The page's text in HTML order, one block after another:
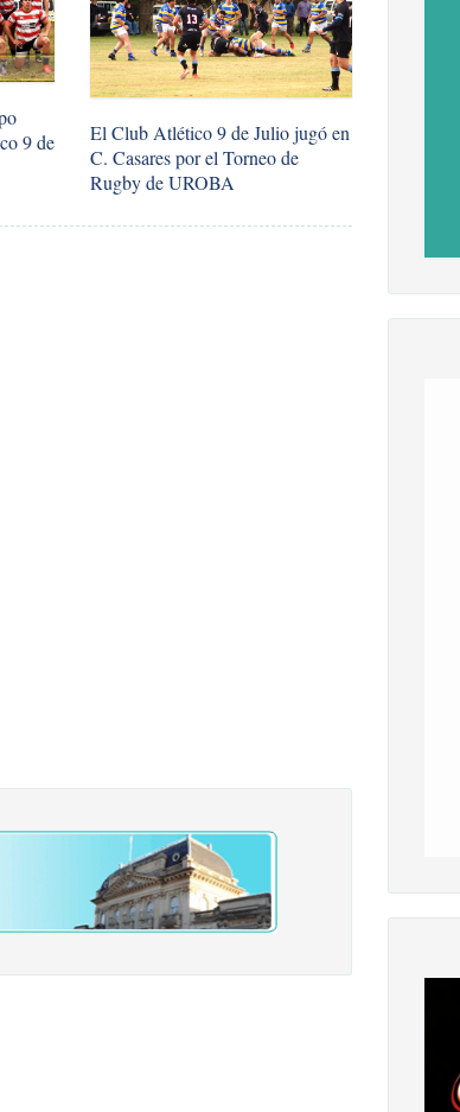
9 de
El Club Atlético 9 de Julio jugó en
C. Casares por el Torneo de
Rugby de UROBA